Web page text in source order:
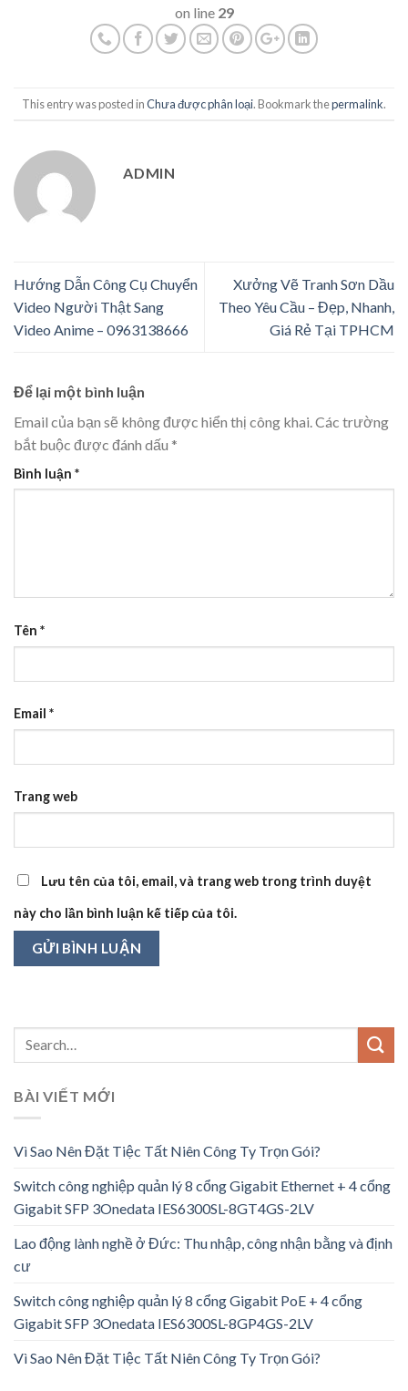
on line 29
This entry was posted inChưa được phân loại. Bookmark thepermalink.
ADMIN
Hướng Dẫn Công Cụ Chuyển
Video Người Thật Sang
Video Anime – 0963138666
Xưởng Vẽ Tranh Sơn Dầu
Theo Yêu Cầu – Đẹp, Nhanh,
Giá Rẻ Tại TPHCM
Để lại một bình luận
Email của bạn sẽ không được hiển thị công khai. Các trường
bắt buộc được đánh dấu *
Bình luận *
Tên *
Email *
Trang web
Lưu tên của tôi, email, và trang web trong trình duyệt
này cho lần bình luận kế tiếp của tôi.
BÀI VIẾT MỚI
Vì Sao Nên Đặt Tiệc Tất Niên Công Ty Trọn Gói?
Switch công nghiệp quản lý 8 cổng Gigabit Ethernet + 4 cổng
Gigabit SFP 3Onedata IES6300SL-8GT4GS-2LV
Lao động lành nghề ở Đức: Thu nhập, công nhận bằng và định
cư
Switch công nghiệp quản lý 8 cổng Gigabit PoE + 4 cổng
Gigabit SFP 3Onedata IES6300SL-8GP4GS-2LV
Vì Sao Nên Đặt Tiệc Tất Niên Công Ty Trọn Gói?